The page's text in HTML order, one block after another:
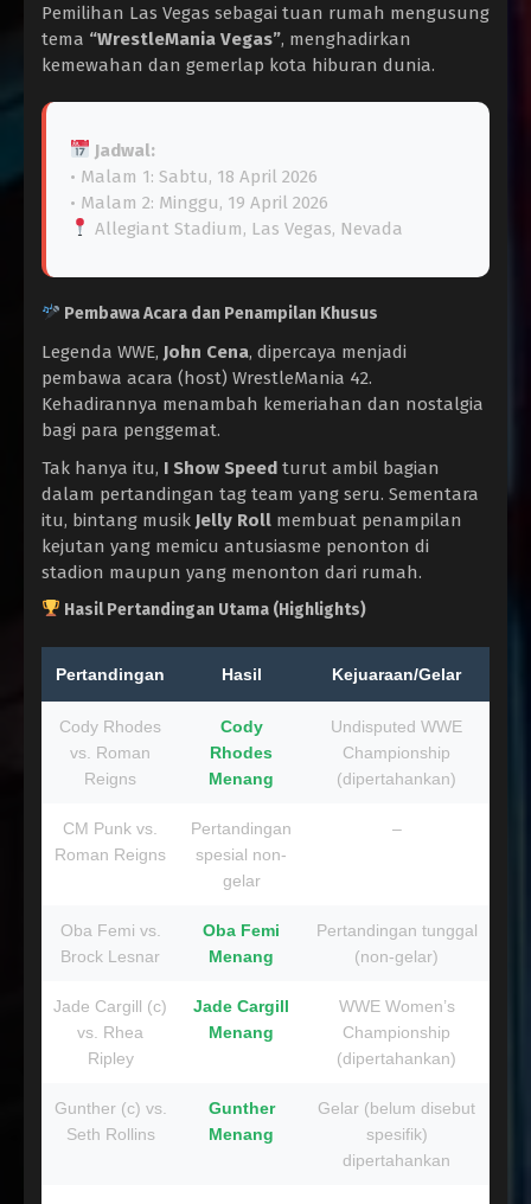
Pemilihan Las Vegas sebagai tuan rumah mengusung
tema “WrestleMania Vegas”, menghadirkan
kemewahan dan gemerlap kota hiburan dunia.
Jadwal:
• Malam 1: Sabtu, 18 April 2026
• Malam 2: Minggu, 19 April 2026
Allegiant Stadium, Las Vegas, Nevada
Pembawa Acara dan Penampilan Khusus
Legenda WWE, John Cena, dipercaya menjadi
pembawa acara (host) WrestleMania 42.
Kehadirannya menambah kemeriahan dan nostalgia
bagi para penggemat.
Tak hanya itu, I Show Speed turut ambil bagian
dalam pertandingan tag team yang seru. Sementara
itu, bintang musik Jelly Roll membuat penampilan
kejutan yang memicu antusiasme penonton di
stadion maupun yang menonton dari rumah.
Hasil Pertandingan Utama (Highlights)
Pertandingan Hasil Kejuaraan/Gelar
Cody Rhodes
vs. Roman
Reigns
Cody
Rhodes
Menang
Undisputed WWE
Championship
(dipertahankan)
CM Punk vs.
Roman Reigns
Pertandingan
spesial non-
gelar
–
Oba Femi vs.
Brock Lesnar
Oba Femi
Menang
Pertandingan tunggal
(non-gelar)
Jade Cargill (c)
vs. Rhea
Ripley
Jade Cargill
Menang
WWE Women’s
Championship
(dipertahankan)
Gunther (c) vs.
Seth Rollins
Gunther
Menang
Gelar (belum disebut
spesifik)
dipertahankan